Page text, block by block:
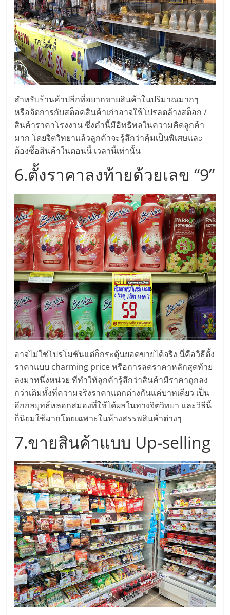
เปิด
ร้าน
ปรึกษา
ฟรี,
บริการ
พัฒนา
ระบบ
แฟ
รน
ไชส์"
"ศูนย์
รวม
ข้อมูล
ธุรกิจ
SME
แห่ง
ThaiSMEsCenter,
ธุรกิจ
มอี
ไทย,
SMEs,
แฟ
รน
ไชส์,
ปรึกษา
แฟ
รน
ไชส์,
รวม
แฟ
รน
สำหรับร้านค้าปลีกที่อยากขายสินค้าในปริมาณมากๆ
หรือจัดการกับสต็อคสินค้าเก่าอาจใช้โปรลดล้างสต็อก /
สินค้าราคาโรงงาน ซึ่งคำนี้มีอิทธิพลในความคิดลูกค้า
มาก โดยจิตวิทยาแล้วลูกค้าจะรู้สึกว่าคุ้มเป็นพิเศษและ
ต้องซื้อสินค้าในตอนนี้ เวลานี้เท่านั้น
6.ตั้งราคาลงท้ายด้วยเลข “9”
อาจไม่ใช่โปรโมชันแต่ก็กระตุ้นยอดขายได้จริง นี่คือวิธีตั้ง
ราคาแบบ charming price หรือการลดราคาหลักสุดท้าย
ลงมาหนึ่งหน่วย ที่ทำให้ลูกค้ารู้สึกว่าสินค้ามีราคาถูกลง
กว่าเดิมทั้งที่ความจริงราคาแตกต่างกันแค่บาทเดียว เป็น
อีกกลยุทธ์หลอกสมองที่ใช้ได้ผลในทางจิตวิทยา และวิธีนี้
ก็นิยมใช้มากโดยเฉพาะในห้างสรรพสินค้าต่างๆ
7.ขายสินค้าแบบ Up-selling